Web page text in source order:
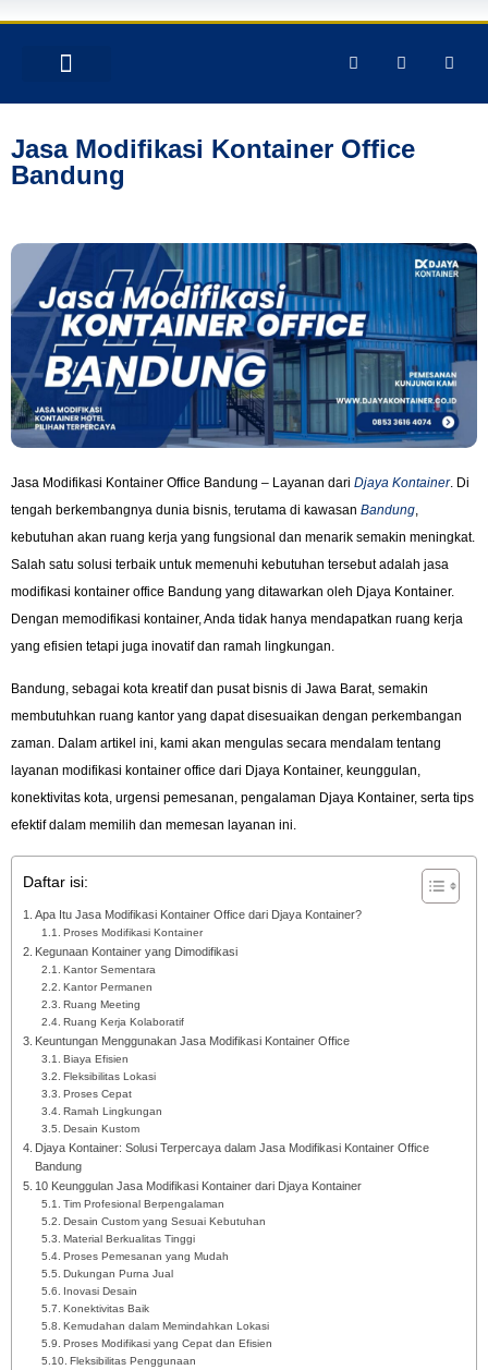
Jasa Modifikasi Kontainer Office
Bandung
Jasa Modifikasi Kontainer Office Bandung – Layanan dari Djaya Kontainer. Di
tengah berkembangnya dunia bisnis, terutama di kawasan Bandung
kebutuhan akan ruang kerja yang fungsional dan menarik semakin meningkat.
Salah satu solusi terbaik untuk memenuhi kebutuhan tersebut adalah jasa
modifikasi kontainer office Bandung yang ditawarkan oleh Djaya Kontainer.
Dengan memodifikasi kontainer, Anda tidak hanya mendapatkan ruang kerja
yang efisien tetapi juga inovatif dan ramah lingkungan.
Bandung, sebagai kota kreatif dan pusat bisnis di Jawa Barat, semakin
membutuhkan ruang kantor yang dapat disesuaikan dengan perkembangan
zaman. Dalam artikel ini, kami akan mengulas secara mendalam tentang
layanan modifikasi kontainer office dari Djaya Kontainer, keunggulan,
konektivitas kota, urgensi pemesanan, pengalaman Djaya Kontainer, serta tips
efektif dalam memilih dan memesan layanan ini.
Daftar isi:
Apa Itu Jasa Modifikasi Kontainer Office dari Djaya Kontainer?
Proses Modifikasi Kontainer
Kegunaan Kontainer yang Dimodifikasi
Kantor Sementara
Kantor Permanen
Ruang Meeting
Ruang Kerja Kolaboratif
Keuntungan Menggunakan Jasa Modifikasi Kontainer Office
Biaya Efisien
Fleksibilitas Lokasi
Proses Cepat
Ramah Lingkungan
Desain Kustom
Djaya Kontainer: Solusi Terpercaya dalam Jasa Modifikasi Kontainer Office
Bandung
10 Keunggulan Jasa Modifikasi Kontainer dari Djaya Kontainer
Tim Profesional Berpengalaman
Desain Custom yang Sesuai Kebutuhan
Material Berkualitas Tinggi
Proses Pemesanan yang Mudah
Dukungan Purna Jual
Inovasi Desain
Konektivitas Baik
Kemudahan dalam Memindahkan Lokasi
Proses Modifikasi yang Cepat dan Efisien
Fleksibilitas Penggunaan